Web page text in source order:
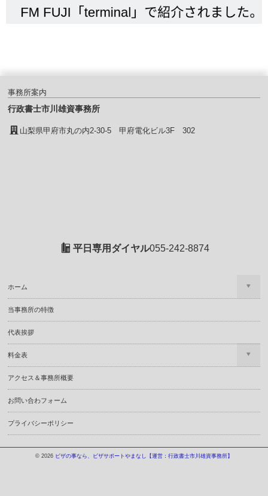
事務所案内
行政書士市川雄資事務所
山梨県甲府市丸の内2-30-5 甲府電化ビル3F 302
平日専用ダイヤル055-242-8874
ホーム
当事務所の特徴
代表挨拶
料金表
アクセス＆事務所概要
お問い合わフォーム
プライバシーポリシー
© 2026 ビザの事なら、ビザサポートやまなし【運営：行政書士市川雄資事務所】